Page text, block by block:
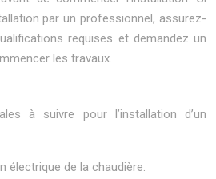
par un professionnel, assurez-
requises et demandez un
les travaux.
à suivre pour l’installation d’un
électrique de la chaudière.